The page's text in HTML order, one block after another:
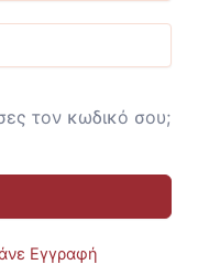
τον κωδικό σου;
Εγγραφή